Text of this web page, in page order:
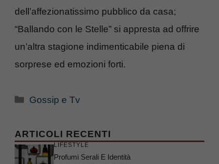
dell’affezionatissimo pubblico da casa;
“Ballando con le Stelle” si appresta ad offrire
un’altra stagione indimenticabile piena di
sorprese ed emozioni forti.
Categorie
Gossip e Tv
ARTICOLI RECENTI
LIFESTYLE
Profumi Serali E Identità